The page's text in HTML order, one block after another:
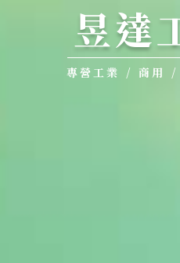
昱達
專營工業 / 商用